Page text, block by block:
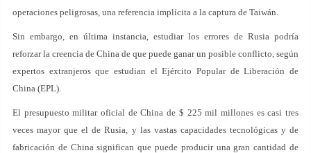
operaciones peligrosas, una referencia implícita a la captura de Taiwán.
Sin embargo, en última instancia, estudiar los errores de Rusia podría
reforzar la creencia de China de que puede ganar un posible conflicto, según
expertos extranjeros que estudian el Ejército Popular de Liberación de
China (EPL).
El presupuesto militar oficial de China de $ 225 mil millones es casi tres
veces mayor que el de Rusia, y las vastas capacidades tecnológicas y de
fabricación de China significan que puede producir una gran cantidad de